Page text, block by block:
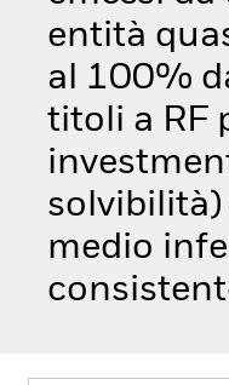
entità
al 100%
titoli a RF
solvibilità)
medio